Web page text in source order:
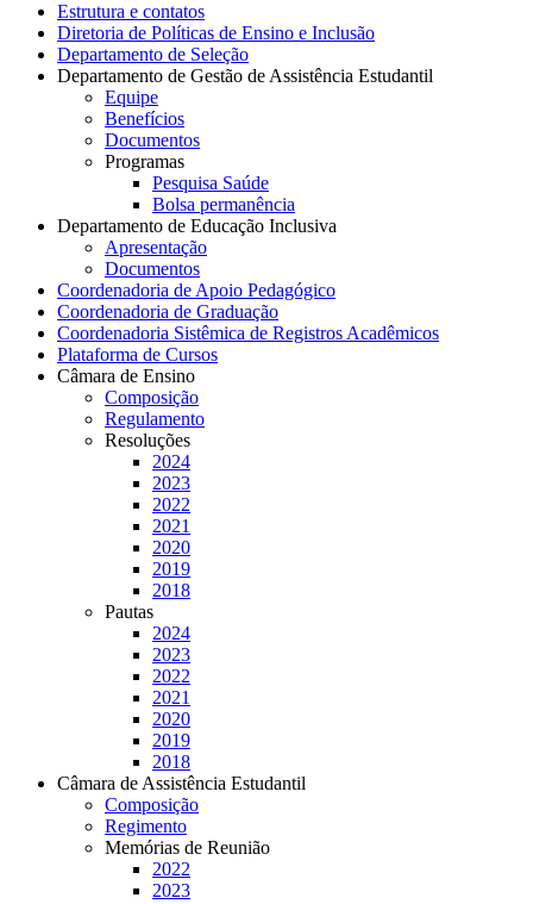
Estrutura e contatos
Diretoria de Políticas de Ensino e Inclusão
Departamento de Seleção
Departamento de Gestão de Assistência Estudantil
Equipe
Benefícios
Documentos
Programas
Pesquisa Saúde
Bolsa permanência
Departamento de Educação Inclusiva
Apresentação
Documentos
Coordenadoria de Apoio Pedagógico
Coordenadoria de Graduação
Coordenadoria Sistêmica de Registros Acadêmicos
Plataforma de Cursos
Câmara de Ensino
Composição
Regulamento
Resoluções
2024
2023
2022
2021
2020
2019
2018
Pautas
2024
2023
2022
2021
2020
2019
2018
Câmara de Assistência Estudantil
Composição
Regimento
Memórias de Reunião
2022
2023